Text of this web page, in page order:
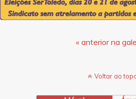
« anterior na
Voltar ao